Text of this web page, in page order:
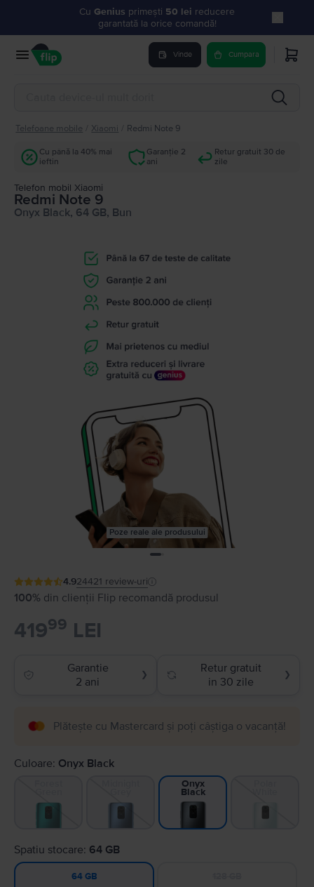
Cu Genius primești 50 lei reducere
garantată la orice comandă!
Vinde Cumpara
Telefoane mobile Xiaomi Redmi Note 9
Cu până la 40% mai
ieftin
Garanție 2
ani
Retur gratuit 30 de
zile
Telefon mobil Xiaomi
Redmi Note 9
Onyx Black, 64 GB, Bun
Poze reale ale produsului
4.924421 review-uri
100% din clienții Flip recomandă produsul
41999 LEI
Garantie
2 ani
❯
Retur gratuit
in 30 zile
❯
Plătește cu Mastercard și poți câștiga o vacanță!
Culoare: Onyx Black
Onyx
Black
Spatiu stocare: 64 GB
64 GB